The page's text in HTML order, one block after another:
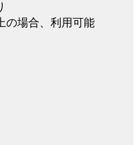
の場合、利用可能